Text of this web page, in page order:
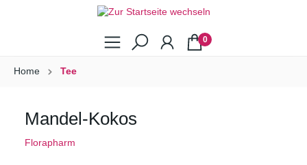
0
Home Tee
Mandel-Kokos
Florapharm